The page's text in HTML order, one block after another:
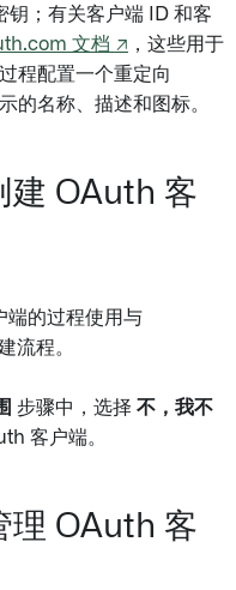
钥；有关客户端 ID 和客
文档 ↗ ，这些用于
程配置一个重定向
的名称、描述和图标。
建 OAuth 客
端的过程使用与
流程。
步骤中，选择 不，我不
客户端。
理 OAuth 客